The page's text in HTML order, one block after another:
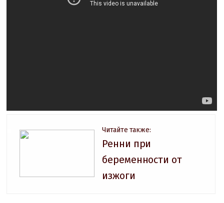
Читайте также:
Ренни при
беременности от
изжоги